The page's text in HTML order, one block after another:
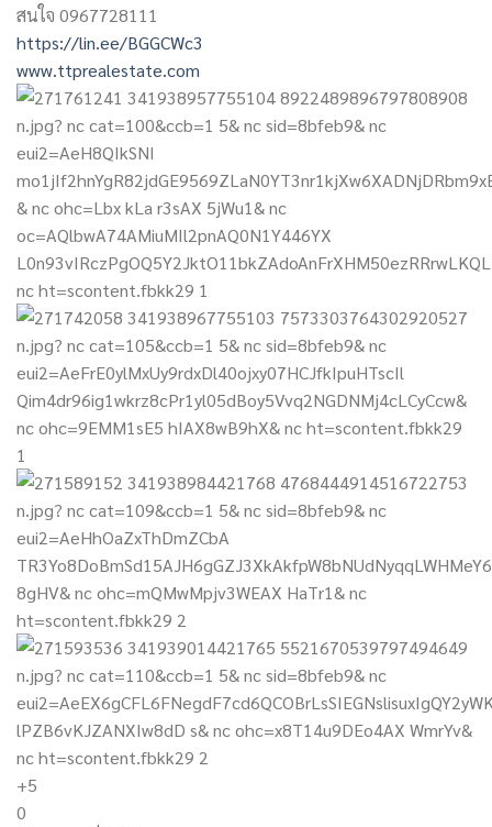
สนใจ 0967728111
https://lin.ee/BGGCWc3
www.ttprealestate.com
+5
0